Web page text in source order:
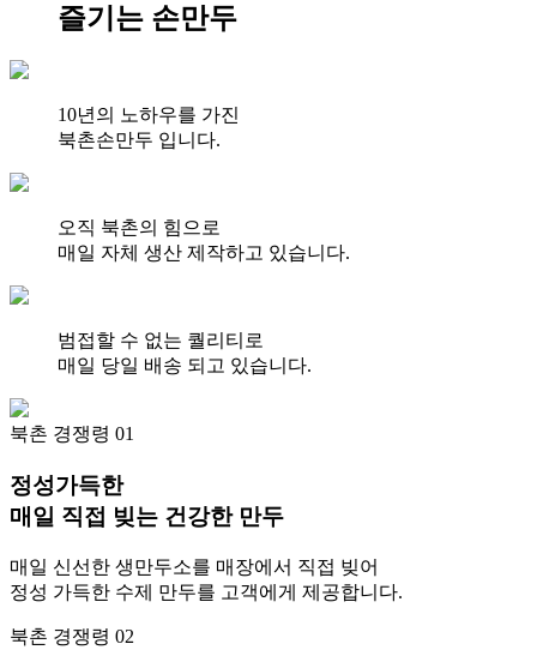
즐기는 손만두
10년의 노하우를 가진
북촌손만두 입니다.
오직 북촌의 힘으로
매일 자체 생산 제작하고 있습니다.
범접할 수 없는 퀄리티로
매일 당일 배송 되고 있습니다.
북촌 경쟁령 01
정성가득한
매일 직접 빚는 건강한 만두
매일 신선한 생만두소를 매장에서 직접 빚어
정성 가득한 수제 만두를 고객에게 제공합니다.
북촌 경쟁령 02